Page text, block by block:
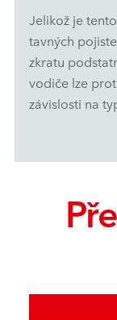
Jelikož je
tavných
zkratu
vodiče lze
závislosti na